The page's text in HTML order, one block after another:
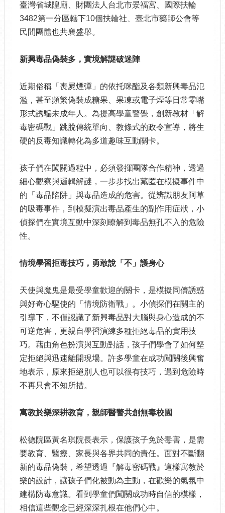
臺灣省城隍廟、財團法人台北市景福宮、國際扶輪
3482第一分區轄下10個扶輪社、臺北市藥師公會等
民間團體也共襄盛舉。
新興毒品偽裝多，實境解謎破迷陣
近期俗稱「喪屍煙彈」的依托咪酯及各類新興毒品氾
濫，甚至頻繁偽裝成糖果、果凍或電子煙等日常零嘴
形式誘騙未成年人。為提高學童警覺，創新教材「解
毒密碼戰」跳脫傳統單向、教條式的政令宣導，將生
硬的反毒知識轉化為多道趣味互動關卡。
孩子們在闖關過程中，必須發揮團隊合作精神，透過
細心觀察與邏輯解謎，一步步找出藏匿在模擬事件中
的「毒品陷阱」與毒品造成的危害。從辨識朋友阿草
的吸毒事件，到模擬演出毒品產生的副作用症狀，小
偵探們在實境互動中深刻瞭解到毒品無孔不入的危險
性。
情境學習拒毒技巧，勇敢說「不」護身心
天使與魔鬼是最受學童歡迎的關卡，是模擬同儕誘惑
與好奇心驅使的「情境防衛戰」。小偵探們在關主的
引導下，不僅認識了新興毒品對大腦與身心造成的不
可逆危害，更親自學習演練多種拒絕毒品的實用技
巧。藉由角色扮演與互動對話，孩子們學會了如何堅
定拒絕與迅速離開現場。許多學童在成功闖關後興奮
地表示，原來拒絕別人也可以很有技巧，遇到危險時
不再只會不知所措。
寓教於樂深耕教育，親師醫警共創無毒校園
松德院區黃名琪院長表示，保護孩子免於毒害，是需
要教育、醫療、家長與各界共同的責任。面對不斷翻
新的毒品偽裝，希望透過『解毒密碼戰』這樣寓教於
樂的設計，讓孩子們化被動為主動，在歡樂的氣氛中
建構防毒意識。看到學童們闖關成功時自信的模樣，
相信這些觀念已經深深扎根在他們心中。